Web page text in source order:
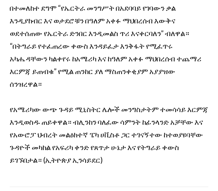
በተመለከተ ደግሞ “የኤርትራ መንግሥት በአደባባይ የገባውን ቃል
እንዲያከብር እና ወታደሮቹን በዓለም አቀፉ ማህበረሰብ እውቅና
ወደተሰጠው የኤርትራ ድንበር እንዲመልስ ጥሪ እናቀርባለን” ብለዋል።
“በትግራይ የተፈጠረው ቀውስ እንዳይፈታ እንቅፋት የሚፈጥሩ
አካሔዳቸውን ካልቀየሩ ከአሜሪካ እና ከዓለም አቀፉ ማህበረሰብ ተጨማሪ
እርምጃ ይጠብቁ” የሚል ጠንከር ያለ ማስጠንቀቂያም አያያዝው
ሰንዝረዋል።
የአሜሪካው ውጭ ጉዳይ ሚኒስትር ሌሎች መንግስታትም ተመሳሳይ እርምጃ
እንዲወስዱ ጠይቀዋል። ብሊንከን ባለፈው ሳምንት ከፊንላንድ አቻቸው እና
የአውሮፓ ህብረት መልዕክተኛ ፔካ ሀቪስቶ ጋር ተገናኝተው ከተወያዩባቸው
ጉዳዮች መካከል የአፍሪካ ቀንድ የጸጥታ ሁኔታ እና የትግራይ ቀውስ
ይገኙበታል። (ኢትዮጵያ ኢንሳይደር)